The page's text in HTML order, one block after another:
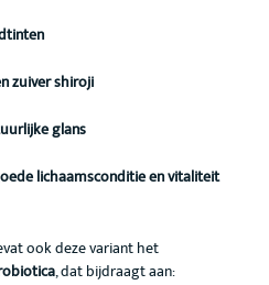
zuiver shiroji
glans
lichaamsconditie en vitaliteit
ook deze variant het
, dat bijdraagt aan: